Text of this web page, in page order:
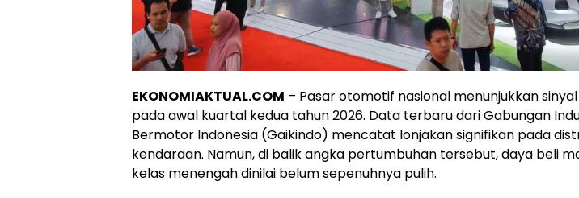
EKONOMIAKTUAL.COM – Pasar otomotif nasional menunjukkan
pada awal kuartal kedua tahun 2026. Data terbaru dari Gabungan
Bermotor Indonesia (Gaikindo) mencatat lonjakan signifikan pada
kendaraan. Namun, di balik angka pertumbuhan tersebut, daya beli
kelas menengah dinilai belum sepenuhnya pulih.